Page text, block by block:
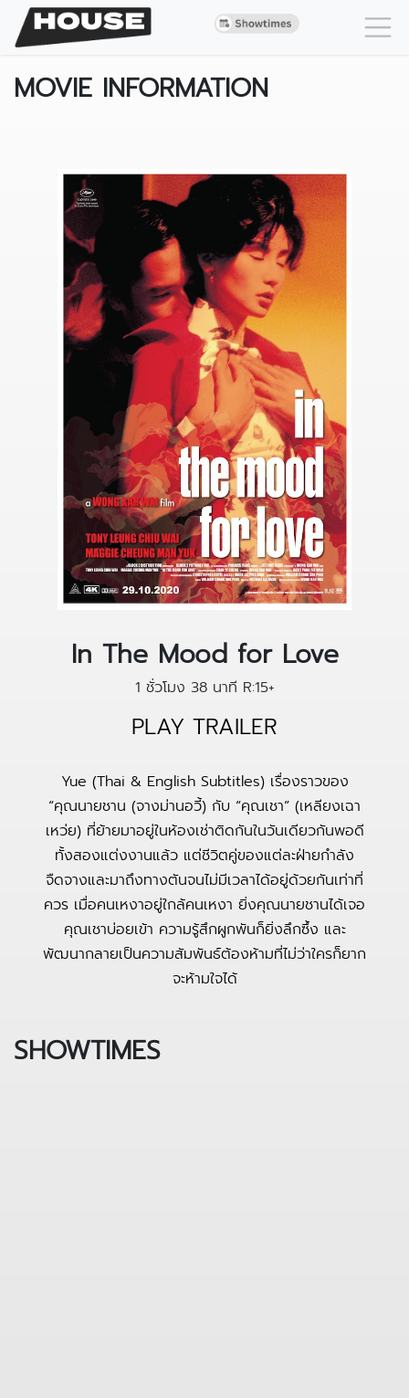
MOVIE INFORMATION
In The Mood for Love
1 ชั่วโมง 38 นาที R:15+
PLAY TRAILER
Yue (Thai & English Subtitles) เรื่องราวของ
“คุณนายชาน (จางม่านอวี้) กับ “คุณเชา” (เหลียงเฉา
เหว่ย) ที่ย้ายมาอยู่ในห้องเช่าติดกันในวันเดียวกันพอดี
ทั้งสองแต่งงานแล้ว แต่ชีวิตคู่ของแต่ละฝ่ายกำลัง
จืดจางและมาถึงทางตันจนไม่มีเวลาได้อยู่ด้วยกันเท่าที่
ควร เมื่อคนเหงาอยู่ใกล้คนเหงา ยิ่งคุณนายชานได้เจอ
คุณเชาบ่อยเข้า ความรู้สึกผูกพันก็ยิ่งลึกซึ้ง และ
พัฒนากลายเป็นความสัมพันธ์ต้องห้ามที่ไม่ว่าใครก็ยาก
จะห้ามใจได้
SHOWTIMES